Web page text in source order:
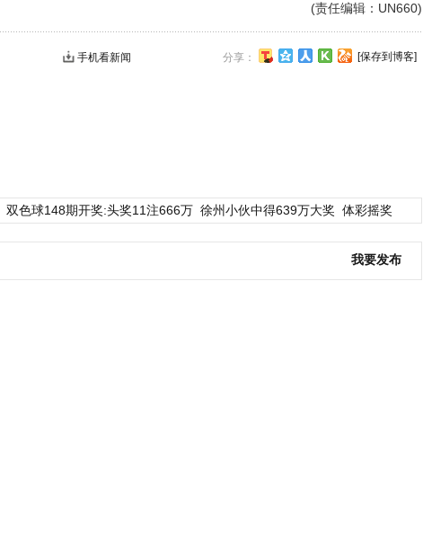
(责任编辑：UN660)
分享： [保存到博客]
手机看新闻
双色球148期开奖:头奖11注666万 徐州小伙中得639万大奖 体彩摇奖
我要发布